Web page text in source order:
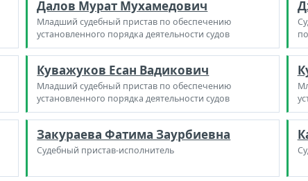
Далов Мурат Мухамедович
Младший судебный пристав по обеспечению
установленного порядка деятельности судов
Куважуков Есан Вадикович
Младший судебный пристав по обеспечению
установленного порядка деятельности судов
Закураева Фатима Заурбиевна
Судебный пристав-исполнитель